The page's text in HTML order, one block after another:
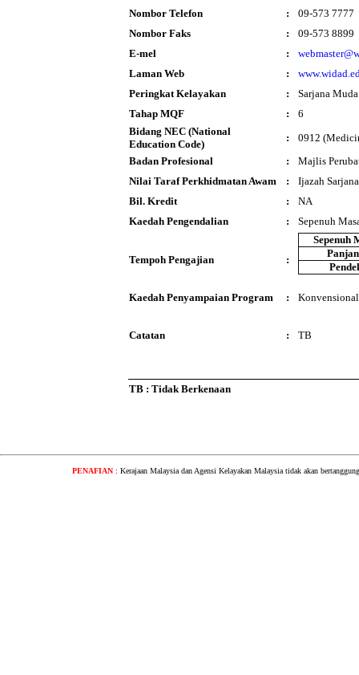
Nombor Telefon
:
09-573 7777
Nombor Faks
:
09-573 8899
E-mel
:
Laman Web
:
Peringkat Kelayakan
:
Sarjana Muda
Tahap MQF
:
6
Bidang NEC (National
Education Code)
:
0912
Badan Profesional
:
Majlis
Nilai Taraf Perkhidmatan Awam
:
Ijazah
Bil. Kredit
:
NA
Kaedah Pengendalian
: Sepenuh
Tempoh Pengajian :
Sepenuh
Kaedah Penyampaian Program : Konvensional
Catatan : TB
TB : Tidak Berkenaan
PENAFIAN : Kerajaan Malaysia dan Agensi Kelayakan Malaysia tidak akan